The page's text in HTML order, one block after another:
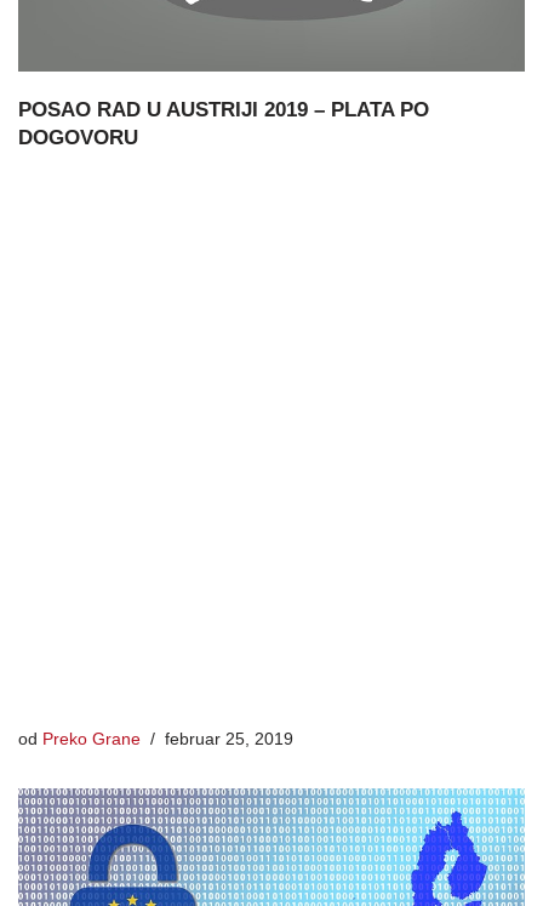
POSAO RAD U AUSTRIJI 2019 – PLATA PO
DOGOVORU
od Preko Grane februar 25, 2019